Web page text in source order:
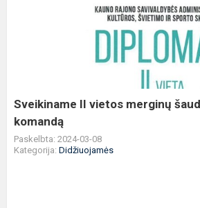
Sveikiname II vietos merginų
komandą
Paskelbta: 2024-03-08
Kategorija: Didžiuojamės